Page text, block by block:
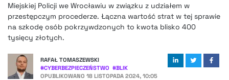
Miejskiej Policji we Wrocławiu w związku z udziałem w
przestępczym procederze. Łączna wartość strat w tej sprawie
na szkodę osób pokrzywdzonych to kwota blisko 400
tysięcy złotych.
RAFAŁ TOMASZEWSKI
#CYBERBEZPIECZEŃSTWO #BLIK
OPUBLIKOWANO 18 LISTOPADA 2024, 10:05